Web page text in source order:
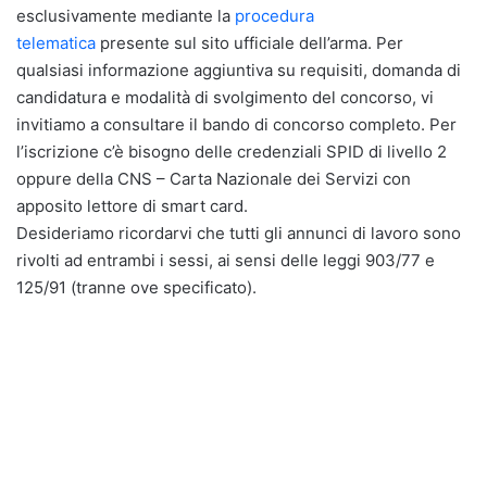
esclusivamente mediante la procedura
telematica presente sul sito ufficiale dell’arma. Per
qualsiasi informazione aggiuntiva su requisiti, domanda di
candidatura e modalità di svolgimento del concorso, vi
invitiamo a consultare il bando di concorso completo. Per
l’iscrizione c’è bisogno delle credenziali SPID di livello 2
oppure della CNS – Carta Nazionale dei Servizi con
apposito lettore di smart card.
Desideriamo ricordarvi che tutti gli annunci di lavoro sono
rivolti ad entrambi i sessi, ai sensi delle leggi 903/77 e
125/91 (tranne ove specificato).